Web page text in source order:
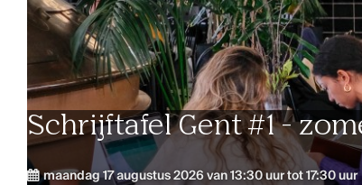
Schrijftafel Gent #1 -
maandag 17 augustus 2026 van 13:30 uur tot 17:30 uur